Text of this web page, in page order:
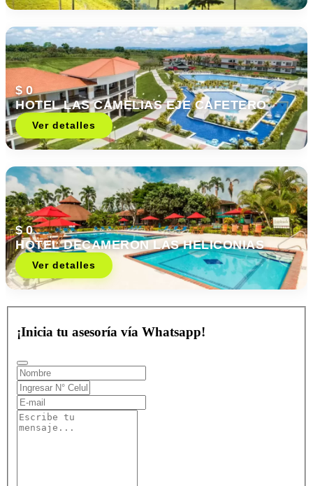
$ 0
HOTEL LAS CAMELIAS EJE CAFETERO
Ver detalles
$ 0
HOTEL DECAMERON LAS HELICONIAS
Ver detalles
¡Inicia tu asesoría vía Whatsapp!